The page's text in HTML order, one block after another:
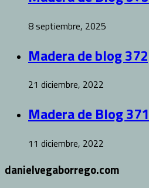
8 septiembre, 2025
Madera de blog 372
21 diciembre, 2022
Madera de Blog 371
11 diciembre, 2022
danielvegaborrego.com